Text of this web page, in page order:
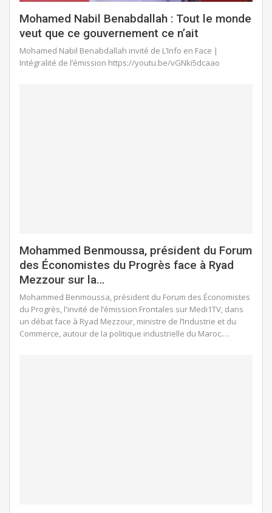
Mohamed Nabil Benabdallah : Tout le monde
veut que ce gouvernement ce n’ait
Mohamed Nabil Benabdallah invité de L’Info en Face |
Intégralité de l’émission https://youtu.be/vGNki5dcaao
Mohammed Benmoussa, président du Forum
des Économistes du Progrès face à Ryad
Mezzour sur la…
Mohammed Benmoussa, président du Forum des Économistes
du Progrès, l'invité de l’émission Frontales sur Medi1TV, dans
un débat face à Ryad Mezzour, ministre de l’Industrie et du
Commerce, autour de la politique industrielle du Maroc.…